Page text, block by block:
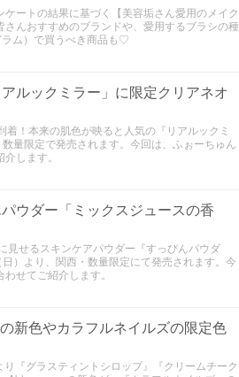
ートの結果に基づく【美容垢さん愛用のメイク
んおすすめのブランドや、愛用するブラシの種
ム）で買うべき商品も♡
ルックミラー」に限定クリアネオ
！本来の肌色が映ると人気の『リアルックミ
量限定で発売されます。今回は、ふぉーちゅん
します。
ウダー「ミックスジュースの香
せるスキンケアパウダー『すっぴんパウダ
）より、関西・数量限定にて発売されます。今
せてご紹介します。
新色やカラフルネイルズの限定色
『グラスティントシロップ』『クリームチーク